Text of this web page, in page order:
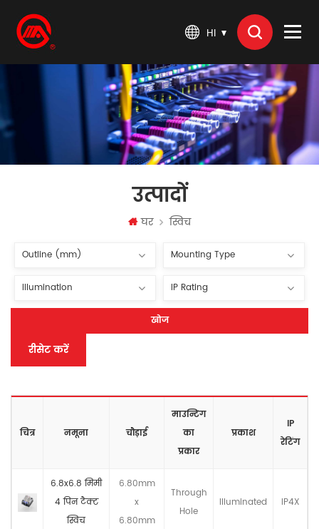
HI
उत्पादों
घर स्विच
खोज
रीसेट करें
चित्र नमूना चौड़ाई
माउन्टिंग
का
प्रकार
प्रकाश
IP
रेटिंग
6.8x6.8 मिमी
4 पिन टैक्ट
स्विच
6.80mm
x
6.80mm
Through
Hole
llluminated IP4X